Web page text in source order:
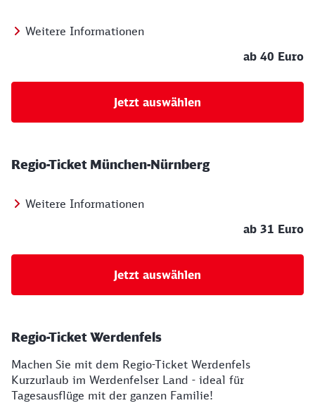
Weitere Informationen
ab 40 Euro
Jetzt auswählen
Regio-Ticket München-Nürnberg
Weitere Informationen
ab 31 Euro
Jetzt auswählen
Regio-Ticket Werdenfels
Machen Sie mit dem Regio-Ticket Werdenfels
Kurzurlaub im Werdenfelser Land - ideal für
Tagesausflüge mit der ganzen Familie!